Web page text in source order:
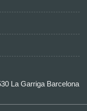
La Garriga Barcelona